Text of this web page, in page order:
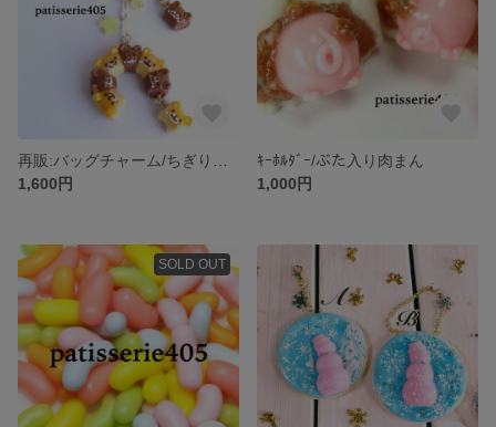
1,600円
ｷｰﾎﾙﾀﾞｰ/ぶた入り肉まん
1,000円
SOLD OUT